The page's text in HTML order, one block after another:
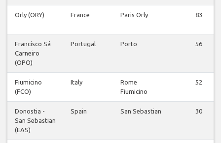
Orly (ORY) France Paris Orly 83
Francisco Sá
Carneiro
(OPO)
Portugal Porto 56
Fiumicino
(FCO)
Italy
Rome
Fiumicino
52
Donostia -
San Sebastian
(EAS)
Spain San Sebastian 30